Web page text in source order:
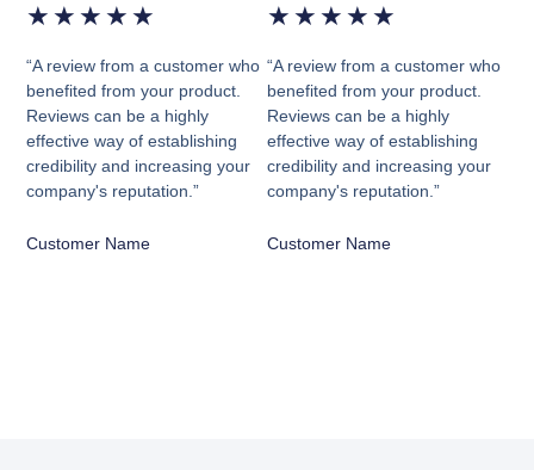
★ ★ ★ ★ ★
“A review from a customer who
benefited from your product.
Reviews can be a highly
effective way of establishing
credibility and increasing your
company's reputation.”
Customer Name
★ ★ ★ ★ ★
“A review from a customer who
benefited from your product.
Reviews can be a highly
effective way of establishing
credibility and increasing your
company's reputation.”
Customer Name